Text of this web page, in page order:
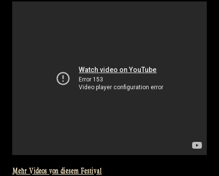
Mehr Videos von diesem Festival